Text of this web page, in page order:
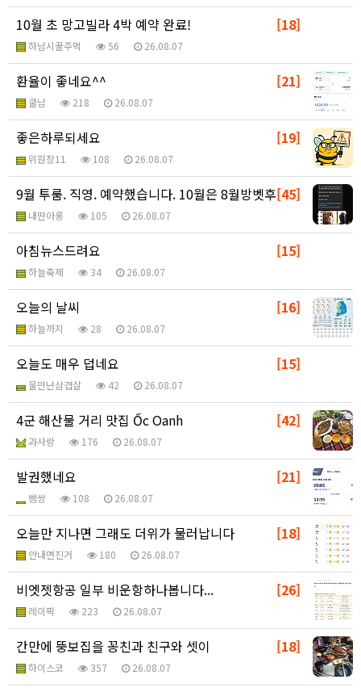
[18]
10월 초 망고빌라 4박 예약 완료!
하남시꿀주먹 56 26.08.07
[21]
환율이 좋네요^^
쿨남 218 26.08.07
[19]
좋은하루되세요
위원장11 108 26.08.07
[45]
9월 투룸. 직영. 예약했습니다. 10월은 8월방벳후
내딴아롱 105 26.08.07
[15]
아침뉴스드려요
하늘축제 34 26.08.07
[16]
오늘의 날씨
하늘까지 28 26.08.07
[15]
오늘도 매우 덥네요
물만난삼겹살 42 26.08.07
[42]
4군 해산물 거리 맛집 Ốc Oanh
과사랑 176 26.08.07
[21]
발권했네요
빰쌍 108 26.08.07
[18]
오늘만 지나면 그래도 더위가 물러납니다
안내면진거 180 26.08.07
[26]
비엣젯항공 일부 비운항하나봅니다...
레이팍 223 26.08.07
[18]
간만에 뚱보집을 꽁친과 친구와 셋이
하이스코 357 26.08.07